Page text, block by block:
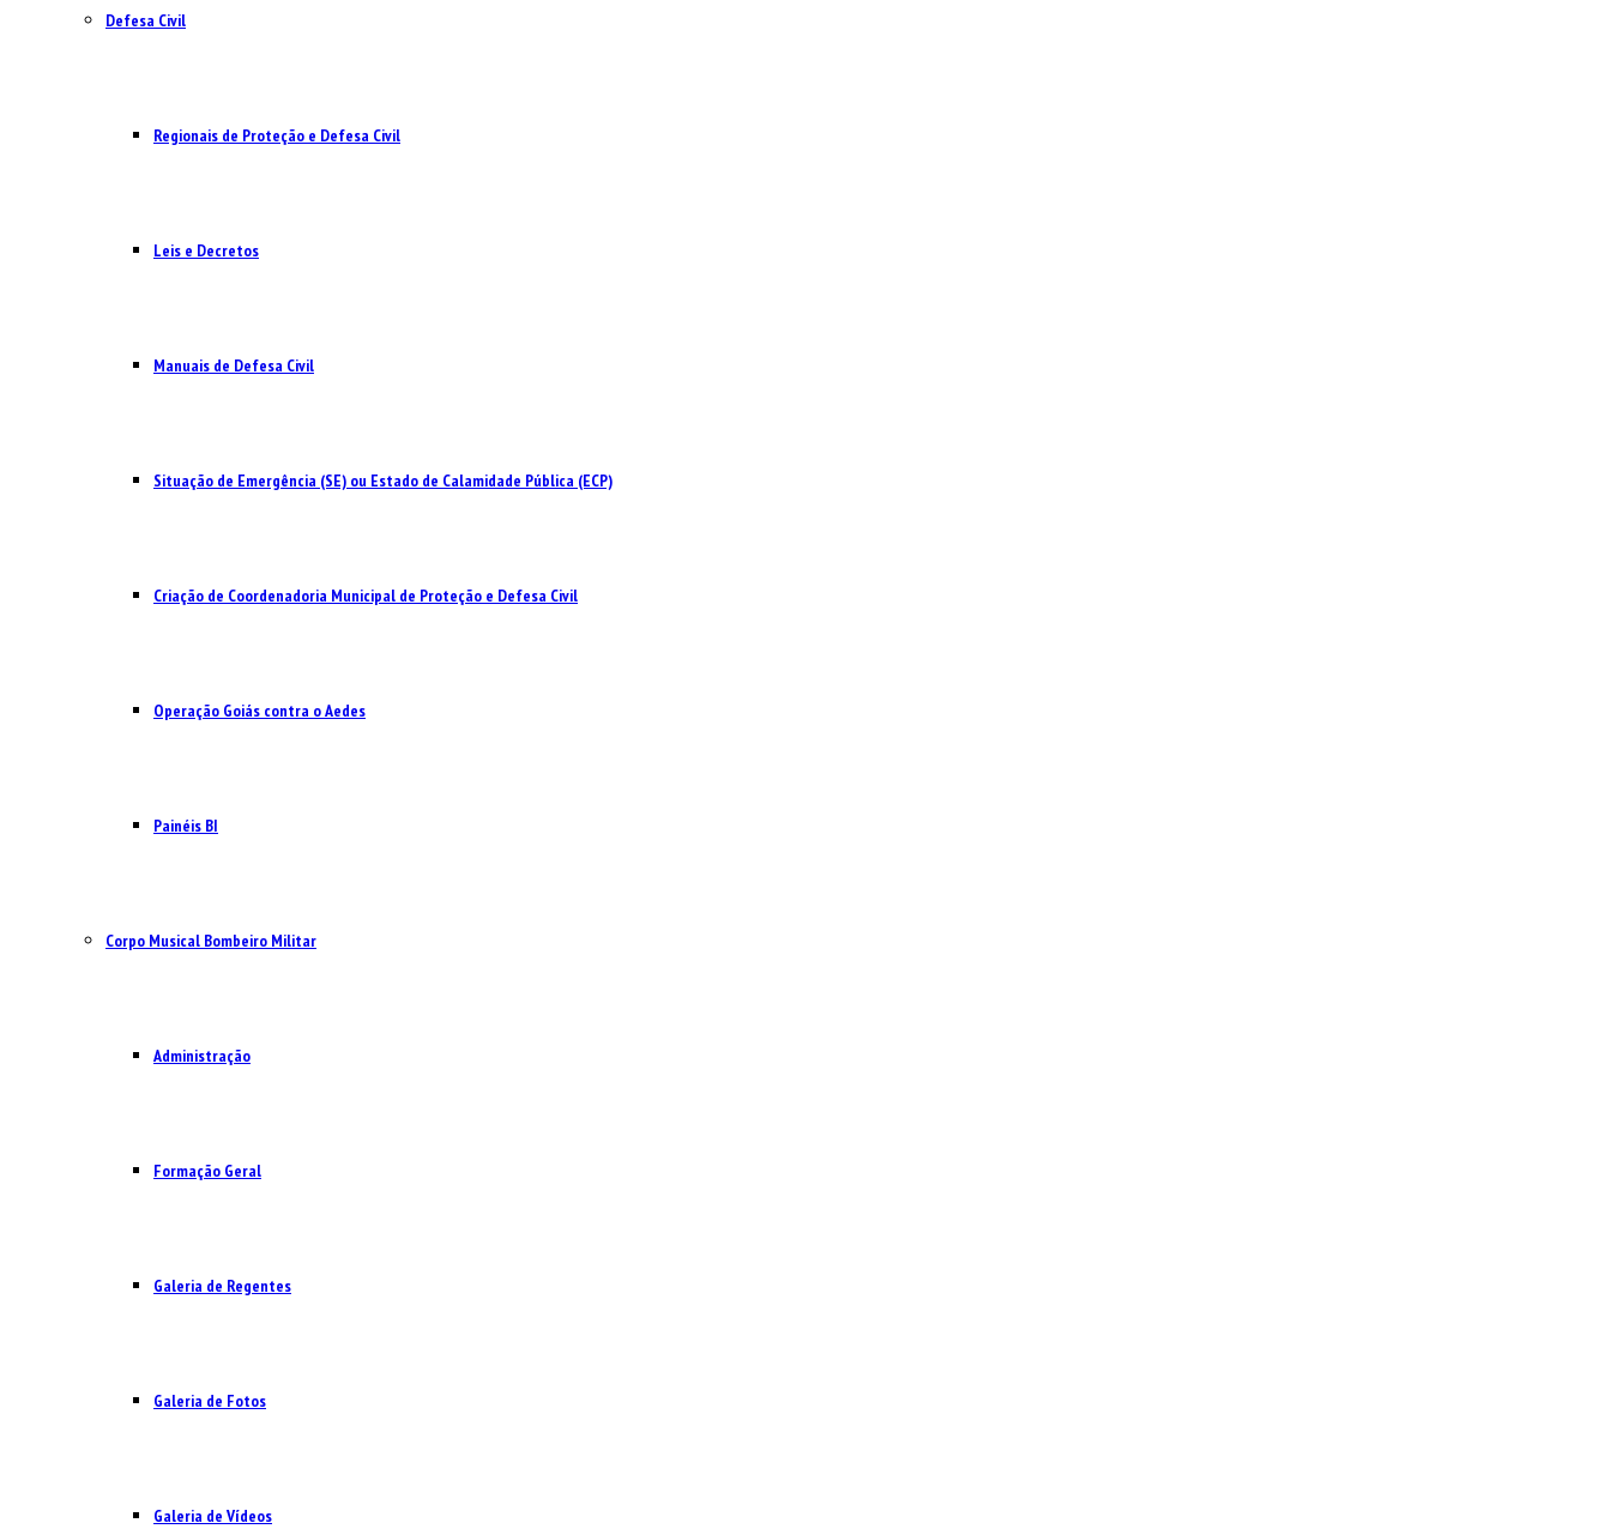
Defesa Civil
Regionais de Proteção e Defesa Civil
Leis e Decretos
Manuais de Defesa Civil
Situação de Emergência (SE) ou Estado de Calamidade Pública (ECP)
Criação de Coordenadoria Municipal de Proteção e Defesa Civil
Operação Goiás contra o Aedes
Painéis BI
Corpo Musical Bombeiro Militar
Administração
Formação Geral
Galeria de Regentes
Galeria de Fotos
Galeria de Vídeos